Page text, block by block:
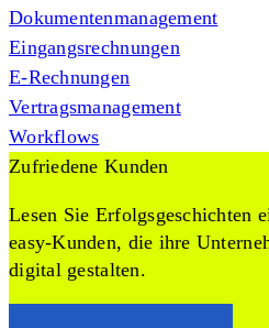
Dokumentenmanagement
Eingangsrechnungen
E-Rechnungen
Vertragsmanagement
Workflows
Zufriedene Kunden
Lesen Sie Erfolgsgeschichten
easy-Kunden, die ihre
digital gestalten.